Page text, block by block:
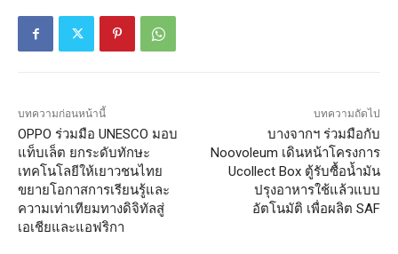
บทความก่อนหน้านี้
OPPO ร่วมมือ UNESCO มอบ
แท็บเล็ต ยกระดับทักษะ
เทคโนโลยีให้เยาวชนไทย
ขยายโอกาสการเรียนรู้และ
ความเท่าเทียมทางดิจิทัลสู่
เอเชียและแอฟริกา
บทความถัดไป
บางจากฯ ร่วมมือกับ
Noovoleum เดินหน้าโครงการ
Ucollect Box ตู้รับซื้อน้ำมัน
ปรุงอาหารใช้แล้วแบบ
อัตโนมัติ เพื่อผลิต SAF